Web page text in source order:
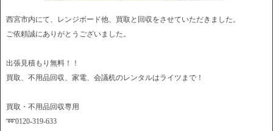
西宮市内にて、レンジボード他、買取と回収をさせていただきました。
ご依頼誠にありがとうございました。
出張見積もり無料！！
買取、不用品回収、家電、会議机のレンタルはライツまで！
買取・不用品回収専用
➿0120-319-633